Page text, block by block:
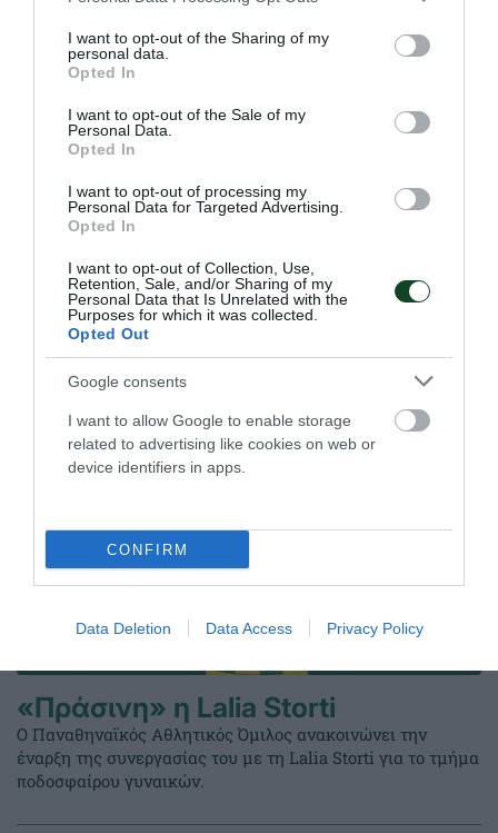
not limited to your visit or usage behaviour. You may click to
grant or deny consent to Google and its third-party tags to
use your data for below specified purposes in below Google
consent section.
I want to opt-out of the Sharing of my
personal data.
Opted In
I want to opt-out of the Sale of my
Personal Data.
Opted In
I want to opt-out of processing my
Personal Data for Targeted Advertising.
Opted In
I want to opt-out of Collection, Use,
Retention, Sale, and/or Sharing of my
Personal Data that Is Unrelated with the
Purposes for which it was collected.
Opted Out
Google consents
I want to allow Google to enable storage
related to advertising like cookies on web or
device identifiers in apps.
CONFIRM
Data Deletion Data Access Privacy Policy
«Πράσινη» ξανά η Domond
Ο Παναθηναϊκός Αθλητικός Όμιλος ανακοινώνει την
γυναικών.
04.08.2026 ΠΟΔΟΣΦΑΙΡΟ ΓΥΝΑΙΚΩΝ
ΤΕΛΕΥΤΑΙΑ ΝΕΑ
«Πράσινη» η Lalia Storti
Ο Παναθηναϊκός Αθλητικός Όμιλος ανακοινώνει την
έναρξη της συνεργασίας του με τη Lalia Storti για το τμήμα
ποδοσφαίρου γυναικών.